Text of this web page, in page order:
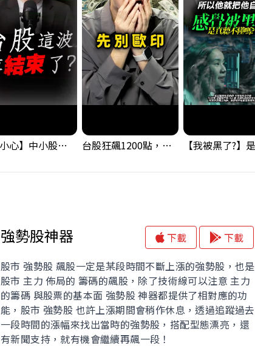
【該小心】中小股派對結束 ? 關鍵訊號都指向... 台股狂飆1200點，但還有兩關沒過｜Mr.Jimmy高志銘 #台股 #期貨 #加權指數
強勢股神器
下載
下載
股市 強勢股 飆股一定是某段時間不斷上漲的強勢股，也是
股市 主力 佈局的 籌碼的飆股，除了技術線可以注意 主力
的籌碼 與股票的基本面 強勢股 神器都提供了相對應的功
能，股市 強勢股 也許上漲期間會稍作休息，透過追蹤過去
一段時間的漲幅來找出當時的強勢股，搭配型態漂亮，還
有新聞支持，就有機會繼續再飆一段！